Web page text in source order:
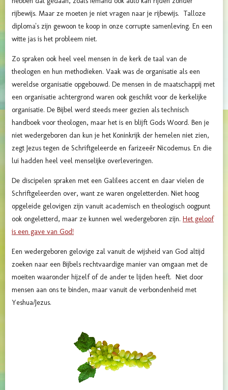
rijbewijs. Maar ze moeten je niet vragen naar je rijbewijs. Talloze
diploma's zijn gewoon te koop in onze corrupte samenleving. En een
witte jas is het probleem niet.
Zo spraken ook heel veel mensen in de kerk de taal van de
theologen en hun methodieken. Vaak was de organisatie als een
wereldse organisatie opgebouwd. De mensen in de maatschappij met
een organisatie achtergrond waren ook geschikt voor de kerkelijke
organisatie. De Bijbel werd steeds meer gezien als technisch
handboek voor theologen, maar het is en blijft Gods Woord. Ben je
niet wedergeboren dan kun je het Koninkrijk der hemelen niet zien,
zegt Jezus tegen de Schriftgeleerde en farizeeër Nicodemus. En die
lui hadden heel veel menselijke overleveringen.
De discipelen spraken met een Galilees accent en daar vielen de
Schriftgeleerden over, want ze waren ongeletterden. Niet hoog
opgeleide gelovigen zijn vanuit academisch en theologisch oogpunt
ook ongeletterd, maar ze kunnen wel wedergeboren zijn. Het geloof
is een gave van God!
Een wedergeboren gelovige zal vanuit de wijsheid van God altijd
zoeken naar een Bijbels rechtvaardige manier van omgaan met de
moeiten waaronder hijzelf of de ander te lijden heeft. Niet door
mensen aan ons te binden, maar vanuit de verbondenheid met
Yeshua/Jezus.